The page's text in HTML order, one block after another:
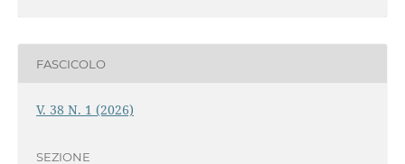
FASCICOLO
V. 38 N. 1 (2026)
SEZIONE